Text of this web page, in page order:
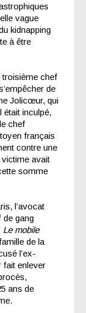
vague
kidnapping
à être
troisième chef
de
Jolicœur, qui
était inculpé,
chef
français
contre une
avait
somme
l’avocat
de gang
Le mobile
de la
l’ex-
fait enlever
ans de